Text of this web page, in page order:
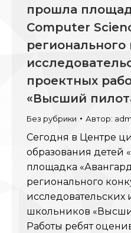
прошла
Computer
регионального
проектных
«Высший
Без рубрики Автор:
Сегодня в Центре
образования детей
площадка
регионального
исследовательских
школьников
Работы ребят